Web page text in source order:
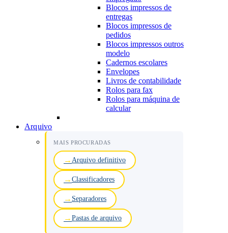
Blocos impressos de
entregas
Blocos impressos de
pedidos
Blocos impressos outros
modelo
Cadernos escolares
Envelopes
Livros de contabilidade
Rolos para fax
Rolos para máquina de
calcular
Arquivo
MAIS PROCURADAS
Arquivo definitivo
Classificadores
Separadores
Pastas de arquivo